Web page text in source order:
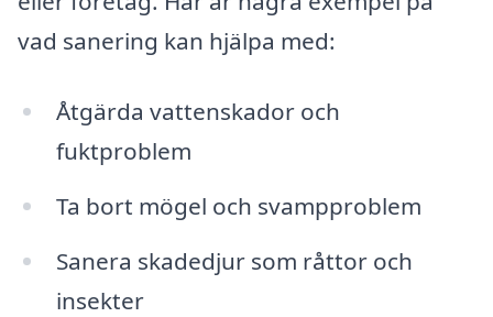
vad sanering kan hjälpa med:
Åtgärda vattenskador och
fuktproblem
Ta bort mögel och svampproblem
Sanera skadedjur som råttor och
insekter